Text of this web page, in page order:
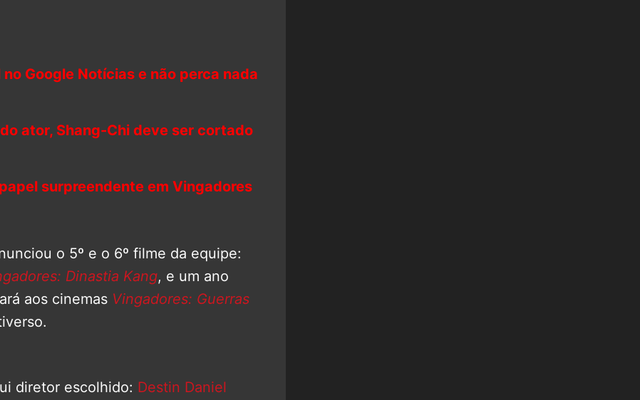
Google Notícias e não perca nada
ator, Shang-Chi deve ser cortado
surpreendente em Vingadores
o 5º e o 6º filme da equipe:
Dinastia Kang, e um ano
aos cinemas Vingadores: Guerras
diretor escolhido: Destin Daniel